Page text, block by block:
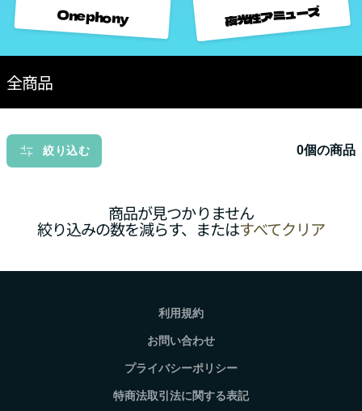
Onephony 夜光性アミューズ
全商品
絞り込む 0個の商品
商品が見つかりません
絞り込みの数を減らす、またはすべてクリア
利用規約
お問い合わせ
プライバシーポリシー
特商法取引法に関する表記